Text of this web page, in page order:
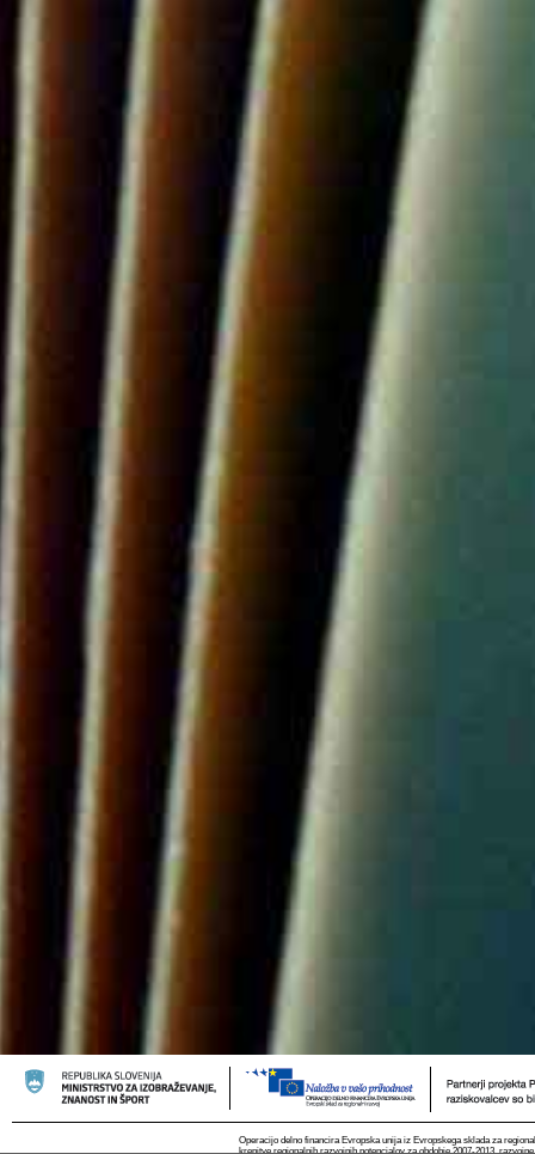
Operacijo delno financira Evropska unija iz Evropskega sklada za
krepitve regionalnih razvojnih potencialov za obdobje 2007-2013,